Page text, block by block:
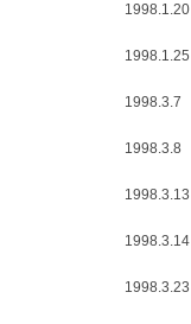
1998.1.20
1998.1.25
1998.3.7
1998.3.8
1998.3.13
1998.3.14
1998.3.23